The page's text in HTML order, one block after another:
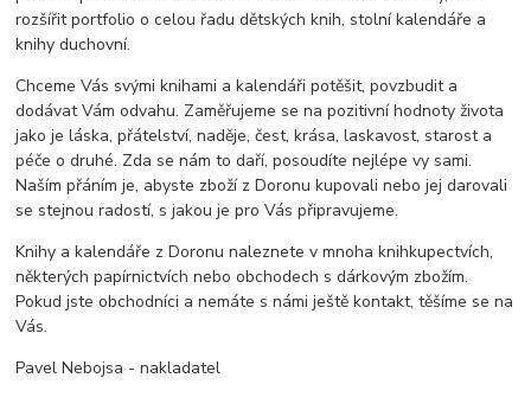
rozšířit portfolio o celou řadu dětských knih, stolní kalendáře a
knihy duchovní.
Chceme Vás svými knihami a kalendáři potěšit, povzbudit a
dodávat Vám odvahu. Zaměřujeme se na pozitivní hodnoty života
jako je láska, přátelství, naděje, čest, krása, laskavost, starost a
péče o druhé. Zda se nám to daří, posoudíte nejlépe vy sami.
Naším přáním je, abyste zboží z Doronu kupovali nebo jej darovali
se stejnou radostí, s jakou je pro Vás připravujeme.
Knihy a kalendáře z Doronu naleznete v mnoha knihkupectvích,
některých papírnictvích nebo obchodech s dárkovým zbožím.
Pokud jste obchodníci a nemáte s námi ještě kontakt, těšíme se na
Vás.
Pavel Nebojsa - nakladatel